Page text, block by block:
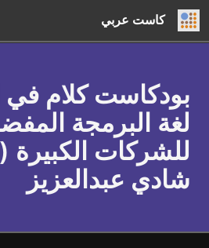
كاست عربي
بودكاست كلام في
لغة البرمجة
للشركات الكبيرة
شادي عبدالعزيز